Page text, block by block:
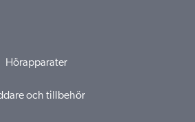
Hörapparater
och tillbehör